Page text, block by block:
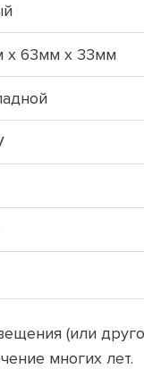
х 63мм х 33мм
(или
многих лет.